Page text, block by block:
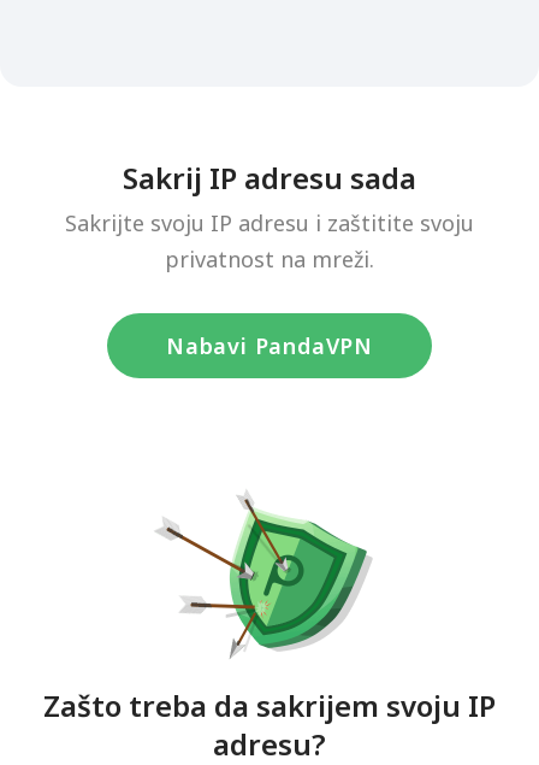
Sakrij IP adresu sada
Sakrijte svoju IP adresu i zaštitite svoju
privatnost na mreži.
Nabavi PandaVPN
Zašto treba da sakrijem svoju IP
adresu?